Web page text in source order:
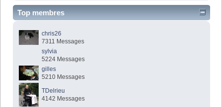
Top membres
chris26
7311 Messages
sylvia
5224 Messages
gilles
5210 Messages
TDelrieu
4142 Messages